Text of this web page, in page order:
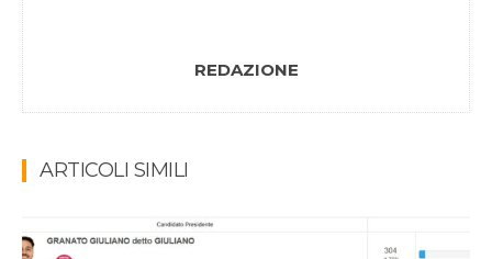
REDAZIONE
ARTICOLI SIMILI